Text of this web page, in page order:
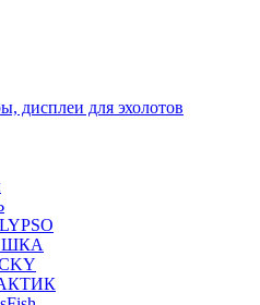
дисплеи для эхолотов